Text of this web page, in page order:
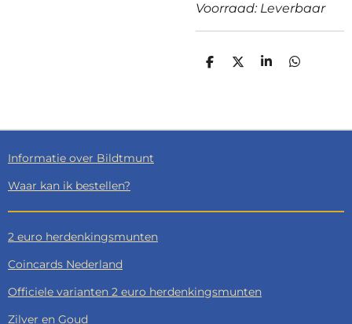
Voorraad: Leverbaar
D
D
S
D
Informatie over Bildtmunt
Waar kan ik bestellen?
2 euro herdenkingsmunten
Coincards Nederland
Officiele varianten 2 euro herdenkingsmunten
Zilver en Goud